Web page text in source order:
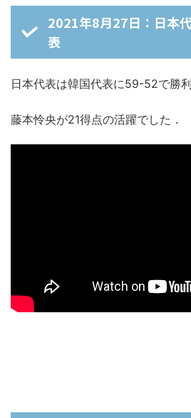
2021年8月27日：日本
表
日本代表は韓国代表に59-52で勝
藤本怜央が21得点の活躍でした．